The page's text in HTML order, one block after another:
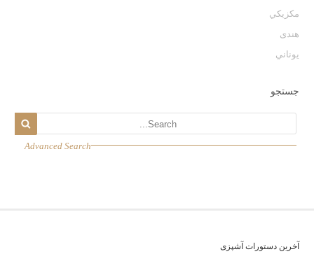
مكزيكي
هندی
يوناني
جستجو
Advanced Search
آخرین دستورات آشپزی